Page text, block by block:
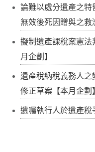
論難以處分遺產之
無效後死因贈與之救
擬制遺產課稅案憲
月企劃】
遺產稅納稅義務人
修正草案【本月企劃
遺囑執行人於遺產稅